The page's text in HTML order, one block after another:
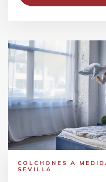
COLCHONES A
SEVILLA